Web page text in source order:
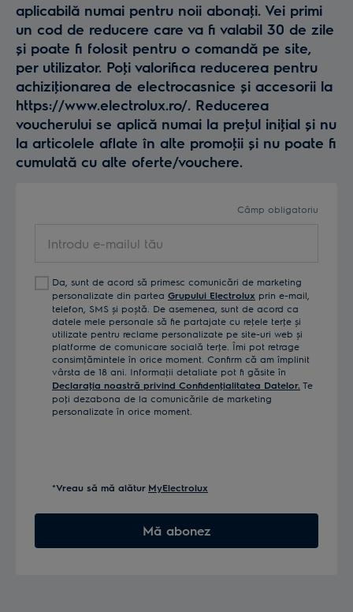
aplicabilă numai pentru noii abonaţi. Vei primi
un cod de reducere care va fi valabil 30 de zile
și poate fi folosit pentru o comandă pe site,
per utilizator. Poţi valorifica reducerea pentru
achiziţionarea de electrocasnice și accesorii la
https://www.electrolux.ro/. Reducerea
voucherului se aplică numai la preţul iniţial și nu
la articolele aflate în alte promoţii și nu poate fi
cumulată cu alte oferte/vouchere.
Câmp obligatoriu
Da, sunt de acord să primesc comunicări de marketing
personalizate din partea Grupului Electrolux prin e-mail,
telefon, SMS și poștă. De asemenea, sunt de acord ca
datele mele personale să fie partajate cu reţele terţe și
utilizate pentru reclame personalizate pe site-uri web și
platforme de comunicare socială terţe. Îmi pot retrage
consimţămintele în orice moment. Confirm că am împlinit
vârsta de 18 ani. Informaţii detaliate pot fi găsite în
Declaraţia noastră privind Confidenţialitatea Datelor. Te
poţi dezabona de la comunicările de marketing
personalizate în orice moment.
*Vreau să mă alătur MyElectrolux
Mă abonez